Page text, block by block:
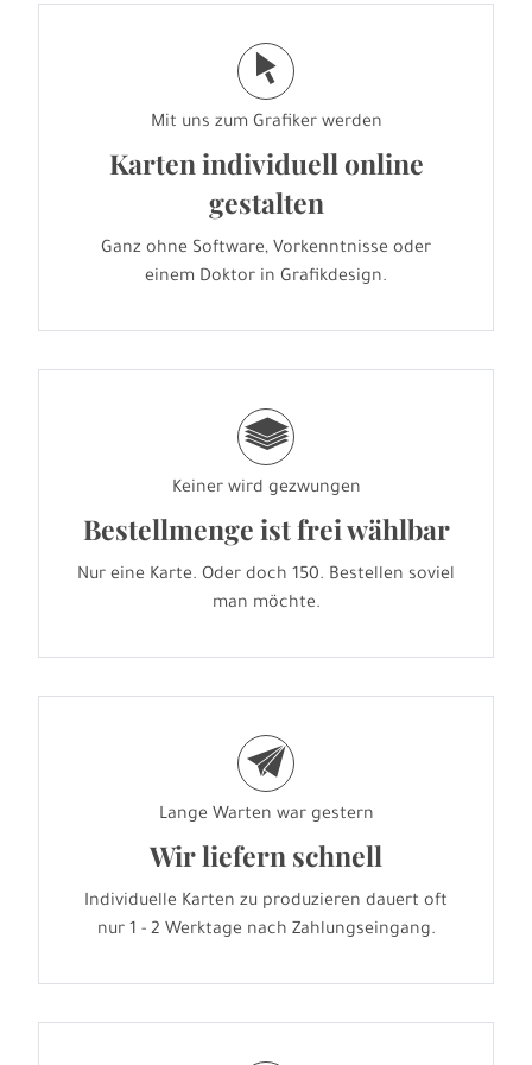
j
Mit uns zum Grafiker werden
Karten individuell online
gestalten
Ganz ohne Software, Vorkenntnisse oder
einem Doktor in Grafikdesign.
g
Keiner wird gezwungen
Bestellmenge ist frei wählbar
Nur eine Karte. Oder doch 150. Bestellen soviel
man möchte.
e
Lange Warten war gestern
Wir liefern schnell
Individuelle Karten zu produzieren dauert oft
nur 1 - 2 Werktage nach Zahlungseingang.